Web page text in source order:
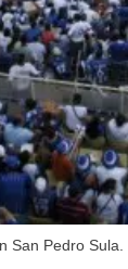
San Pedro Sula.